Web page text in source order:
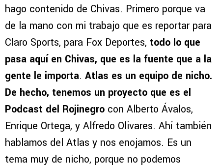
hago contenido de Chivas. Primero porque va
de la mano con mi trabajo que es reportar para
Claro Sports, para Fox Deportes, todo lo que
pasa aquí en Chivas, que es la fuente que a la
gente le importa. Atlas es un equipo de nicho.
De hecho, tenemos un proyecto que es el
Podcast del Rojinegro con Alberto Ávalos,
Enrique Ortega, y Alfredo Olivares. Ahí también
hablamos del Atlas y nos enojamos. Es un
tema muy de nicho, porque no podemos